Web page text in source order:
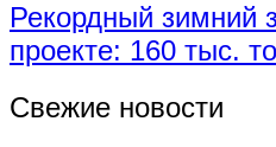
Рекордный зимний
проекте: 160 тыс.
Свежие новости